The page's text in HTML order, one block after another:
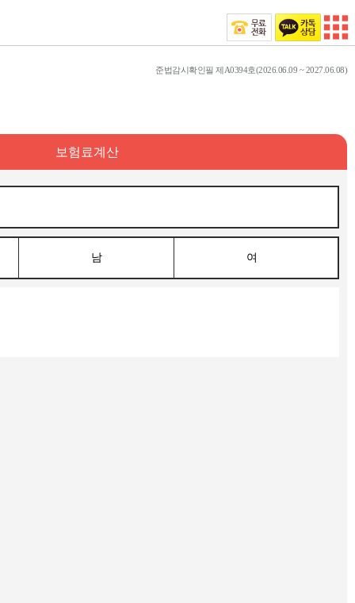
준법감시확인필 제A0394호(2026.06.09 ~ 2027.06.08)
보험료계산
남 여